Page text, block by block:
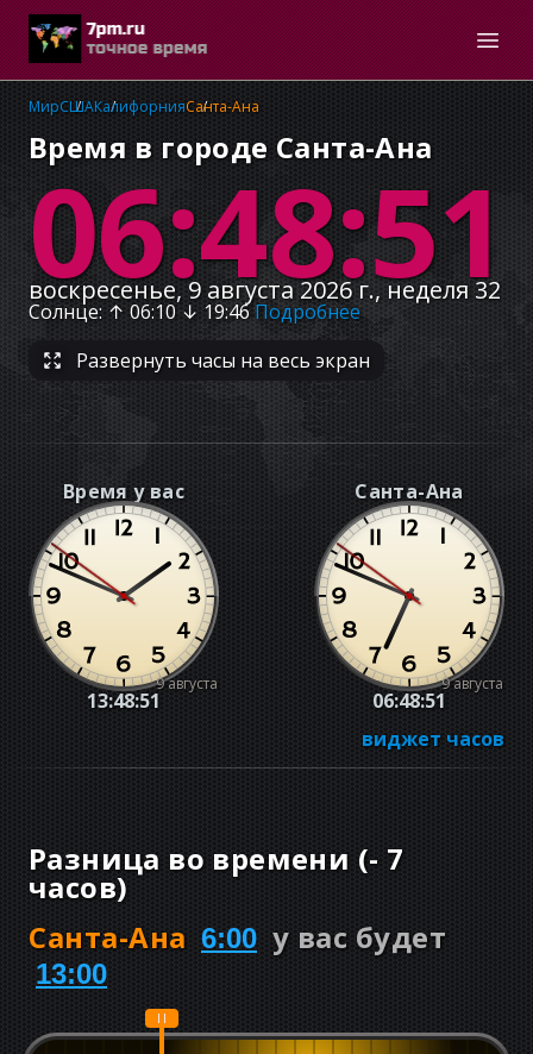
МирСШАКалифорнияСанта-Ана
Время в городе Санта-Ана
06:48:51
воскресенье, 9 августа 2026 г., неделя 32
Солнце: ↑06:10↓ 19:46 Подробнее
Развернуть часы на весь экран
Время у вас
13:48:51
9 августа
Санта-Ана
06:48:51
9 августа
виджет часов
Разница во времени (- 7
часов)
Санта-Ана 6:00 у вас будет
13:00